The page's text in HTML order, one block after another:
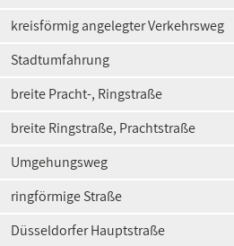
kreisförmig angelegter Verkehrsweg
Stadtumfahrung
breite Pracht-, Ringstraße
breite Ringstraße, Prachtstraße
Umgehungsweg
ringförmige Straße
Düsseldorfer Hauptstraße